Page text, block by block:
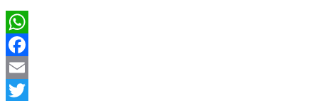
WhatsApp
Facebook
Email